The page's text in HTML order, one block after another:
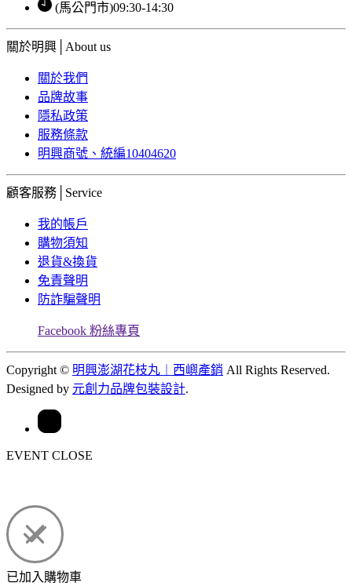
(馬公門市)09:30-14:30
關於明興│About us
關於我們
品牌故事
隱私政策
服務條款
明興商號、統編10404620
顧客服務│Service
我的帳戶
購物須知
退貨&換貨
免責聲明
防詐騙聲明
Facebook 粉絲專頁
Copyright © 明興澎湖花枝丸︱西嶼產銷 All Rights Reserved.
Designed by 元創力品牌包裝設計.
EVENT CLOSE
已加入購物車